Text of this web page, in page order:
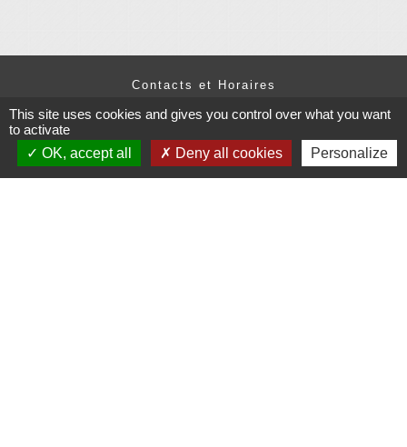
Contacts et Horaires
Commune de Grésy-sur-Isère
73460 Grésy-sur-Isère - FRANCE
+33 4 79 37 91 94
This site uses cookies and gives you control over what you want
to activate
OK, accept all
Deny all cookies Personalize